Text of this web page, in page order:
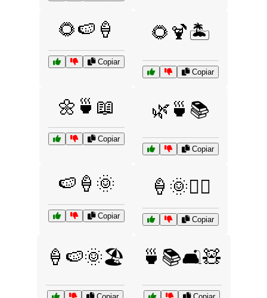
🌻🍉🍦
Copiar
🌻🍹🏝️
Copiar
🌼🍵📖
Copiar
🌿🍵📚
Copiar
🍉🍦🌞
Copiar
🍦🌞🏄‍♂️
Copiar
🍦🍉🌞🏖️ 🍵📚🛋️🧸